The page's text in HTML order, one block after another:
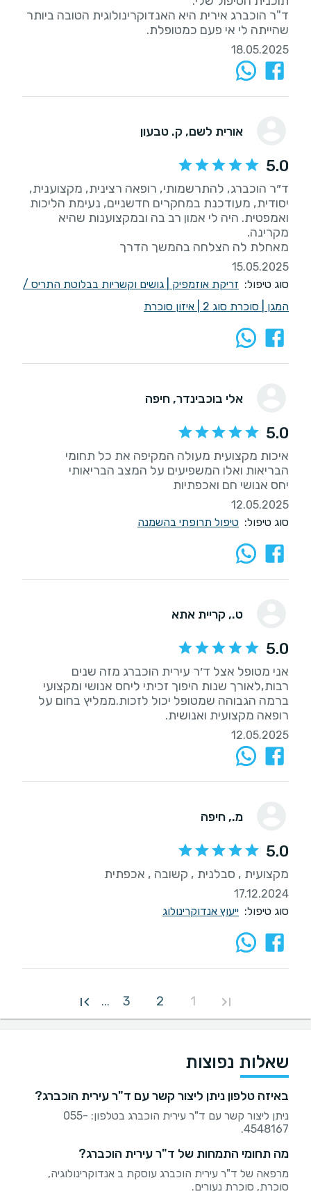
ד"ר הוכברג אירית היא האנדוקרינולוגית הטובה ביותר
שהייתה לי אי פעם כמטופלת.
18.05.2025
אורית לשם, ק. טבעון
5.0
ד״ר הוכברג, להתרשמותי, רופאה רצינית, מקצוענית,
יסודית, מעודכנת במחקרים חדשניים, נעימת הליכות
ואמפטית. היה לי אמון רב בה ובמקצוענות שהיא
מאחלת לה הצלחה בהמשך הדרך
15.05.2025
סוג טיפול: זריקת אוזמפיק
גושים וקשריות בבלוטת התריס /
המגן
סוכרת סוג 2 איזון סוכרת
אלי בוכבינדר, חיפה
5.0
איכות מקצועית מעולה המקיפה את כל תחומי
יחס אנושי חם ואכפתיות
12.05.2025
סוג טיפול: טיפול תרופתי בהשמנה
ט., קריית אתא
5.0
אני מטופל אצל ד׳ר עירית הוכברג מזה שנים
רבות,לאורך שנות היפוך זכיתי ליחס אנושי ומקצועי
ברמה הגבוהה שמטופל יכול לזכות.ממליץ בחום על
רופאה מקצועית ואנושית.
12.05.2025
מ., חיפה
5.0
מקצועית , סבלנית , קשובה , אכפתית
17.12.2024
סוג טיפול: ייעוץ אנדוקרינולוג
1
2
3
...
שאלות נפוצות
באיזה טלפון ניתן ליצור קשר עם ד"ר עירית הוכברג?
ניתן ליצור קשר עם ד"ר עירית הוכברג בטלפון: 055-
4548167.
מה תחומי התמחות של ד"ר עירית הוכברג?
מרפאה של ד"ר עירית הוכברג עוסקת ב אנדוקרינולוגיה,
סוכרת, סוכרת נעורים.